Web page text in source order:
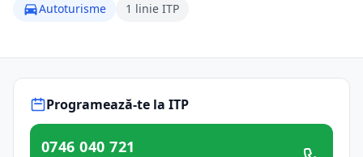
Autoturisme 1 linie ITP
Programează-te la ITP
0746 040 721